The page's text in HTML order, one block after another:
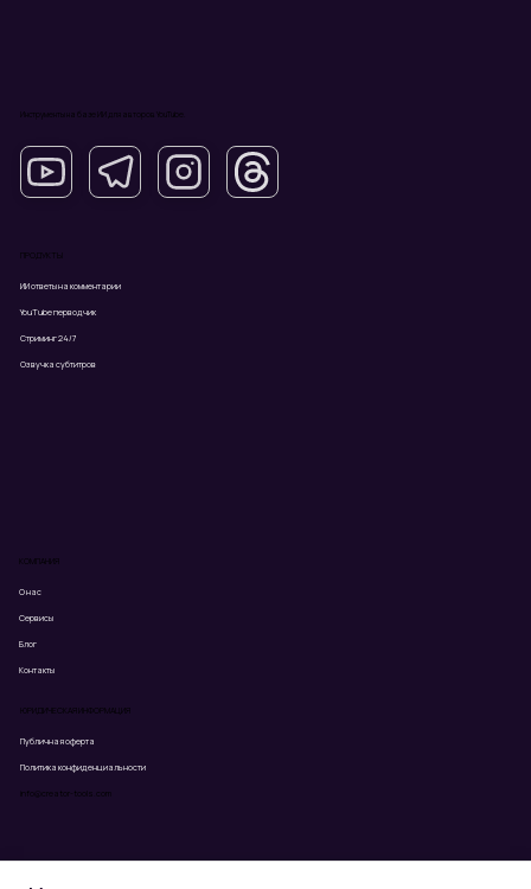
Инструменты на базе ИИ для авторов YouTube.
ПРОДУКТЫ
ИИ ответы на комментарии
YouTube перводчик
Стриминг 24/7
Озвучка субтитров
КОМПАНИЯ
О нас
Сервисы
Блог
Контакты
ЮРИДИЧЕСКАЯ ИНФОРМАЦИЯ
Публичная оферта
Политика конфиденциальности
info@creator-tools.com